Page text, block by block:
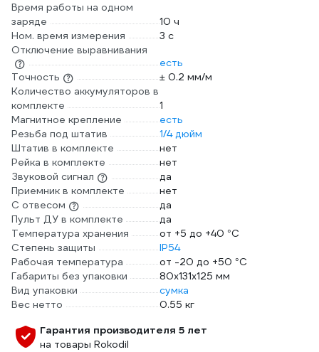
Время работы на одном
заряде
10 ч
Ном. время измерения
3 с
Отключение выравнивания
есть
Точность
± 0.2 мм/м
Количество аккумуляторов в
комплекте
1
Магнитное крепление
есть
Резьба под штатив
1/4 дюйм
Штатив в комплекте
нет
Рейка в комплекте
нет
Звуковой сигнал
да
Приемник в комплекте
нет
С отвесом
да
Пульт ДУ в комплекте
да
Температура хранения
от +5 до +40 °С
Степень защиты
IP54
Рабочая температура
от -20 до +50 °С
Габариты без упаковки
80x131x125 мм
Вид упаковки
сумка
Вес нетто
0.55 кг
Гарантия производителя 5 лет
на товары Rokodil